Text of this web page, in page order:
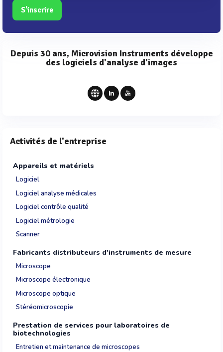
S'inscrire
Depuis 30 ans, Microvision Instruments développe
des logiciels d'analyse d'images
Activités de l'entreprise
Appareils et matériels
Logiciel
Logiciel analyse médicales
Logiciel contrôle qualité
Logiciel métrologie
Scanner
Fabricants distributeurs d'instruments de mesure
Microscope
Microscope électronique
Microscope optique
Stéréomicroscopie
Prestation de services pour laboratoires de
biotechnologies
Entretien et maintenance de microscopes